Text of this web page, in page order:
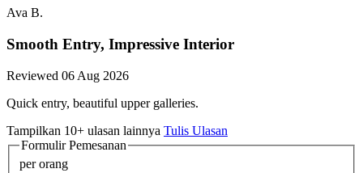
Ava B.
Smooth Entry, Impressive Interior
Reviewed 06 Aug 2026
Quick entry, beautiful upper galleries.
Tampilkan 10+ ulasan lainnya Tulis Ulasan
Formulir Pemesanan
per orang